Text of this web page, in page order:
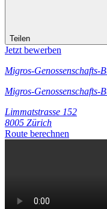
Teilen
Jetzt bewerben
Migros-Genossenschafts-
Migros-Genossenschafts-
Limmatstrasse 152
8005 Zürich
Route berechnen